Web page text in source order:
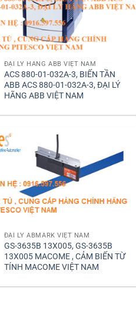
ĐẠI LÝ HÃNG ABB VIỆT NAM
ACS 880-01-032A-3, BIẾN TẦN
ABB ACS 880-01-032A-3, ĐẠI LÝ
HÃNG ABB VIỆT NAM
ĐẠI LÝ ABMARK VIỆT NAM
GS-3635B 13X005, GS-3635B
13X005 MACOME , CẢM BIẾN TỪ
TÍNH MACOME VIỆT NAM